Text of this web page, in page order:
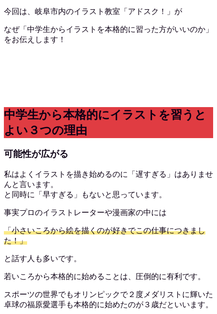
今回は、岐阜市内のイラスト教室「アドスク！」が
なぜ「中学生からイラストを本格的に習った方がいいのか」
をお伝えします！
中学生から本格的にイラストを習うと
よい３つの理由
可能性が広がる
私はよくイラストを描き始めるのに「遅すぎる」はありませ
んと言います。
と同時に「早すぎる」もないと思っています。
事実プロのイラストレーターや漫画家の中には
「小さいころから絵を描くのが好きでこの仕事につきまし
た！」
と話す人も多いです。
若いころから本格的に始めることは、圧倒的に有利です。
スポーツの世界でもオリンピックで２度メダリストに輝いた
卓球の福原愛選手も本格的に始めたのが３歳だといいます。